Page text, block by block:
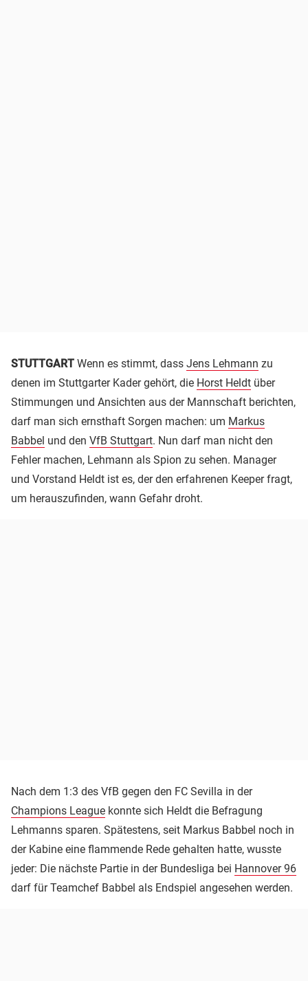
STUTTGART Wenn es stimmt, dass Jens Lehmann zu
denen im Stuttgarter Kader gehört, die Horst Heldt über
Stimmungen und Ansichten aus der Mannschaft berichten,
darf man sich ernsthaft Sorgen machen: um Markus
Babbel und den VfB Stuttgart. Nun darf man nicht den
Fehler machen, Lehmann als Spion zu sehen. Manager
und Vorstand Heldt ist es, der den erfahrenen Keeper fragt,
um herauszufinden, wann Gefahr droht.
Nach dem 1:3 des VfB gegen den FC Sevilla in der
Champions League konnte sich Heldt die Befragung
Lehmanns sparen. Spätestens, seit Markus Babbel noch in
der Kabine eine flammende Rede gehalten hatte, wusste
jeder: Die nächste Partie in der Bundesliga bei Hannover 96
darf für Teamchef Babbel als Endspiel angesehen werden.